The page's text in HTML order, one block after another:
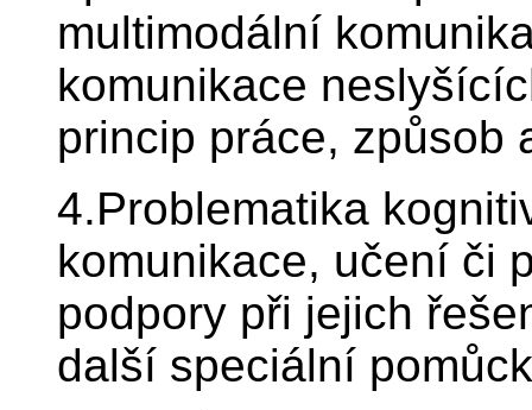
multimodální
komunikace
princip práce, způsob
4.Problematika
komunikace, učení či
podpory při jejich
další speciální